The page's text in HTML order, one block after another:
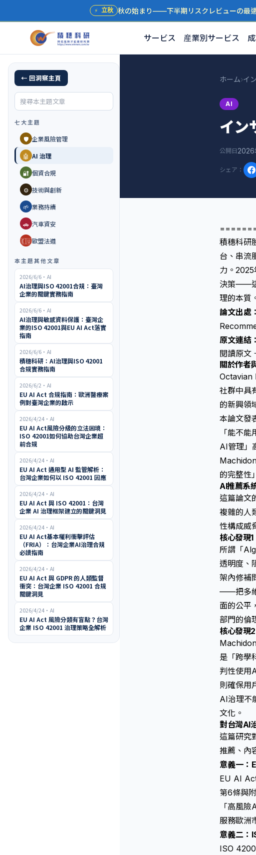
⚡ 立秋 秋の始まり——下半期リスクレビューの最
サービス 産業別サービス
← 回洞察主頁
七大主題
🛡️ 企業風險管理
🤖 AI 治理
🔐 個資合規
⚙️ 技術與創新
🌱 業務持續
🚗 汽車資安
🇪🇺歐盟法遵
本主題其他文章
2026/6/6 ・ AI
AI治理與ISO 42001合規：臺灣
企業的關鍵實務指南
2026/6/6 ・ AI
AI治理與敏感資料保護：臺灣企
業的ISO 42001與EU AI Act落實
指南
2026/6/6 ・ AI
積穗科研：AI治理與ISO 42001
合規實務指南
2026/6/2 ・ AI
EU AI Act 合規指南：歐洲醫療案
例對臺灣企業的啟示
2026/4/24 ・ AI
EU AI Act風險分級的立法困境：
ISO 42001如何協助台灣企業超
前合規
2026/4/24 ・ AI
EU AI Act 通用型 AI 監管解析：
台灣企業如何以 ISO 42001 因應
2026/4/24 ・ AI
EU AI Act 與 ISO 42001：台灣
企業 AI 治理框架建立的關鍵洞見
2026/4/24 ・ AI
EU AI Act基本權利衝擊評估
（FRIA）：台灣企業AI治理合規
必讀指南
2026/4/24 ・ AI
EU AI Act 與 GDPR 的人類監督
衝突：台灣企業 ISO 42001 合規
關鍵洞見
2026/4/24 ・ AI
EU AI Act 風險分類有盲點？台灣
企業 ISO 42001 治理策略全解析
ホーム›イ
AI
イン
公開日 2026
シェア ：
積穗科研
台、串流
力。
決策——
理的本質
論文出處：
原文連結：
閱讀原
關於作者
Octavian
社群中具
的新興領
本論文發
「能不
AI管理」
的完整性
AI推薦系
這篇論文
複雜的人
性構成威
核心發現
所謂「
透明度、
架內修補
——把多維
面的公平
部門的倫
核心發現
是「跨學
判性使用
則確保用
AI治理不
文化。
對台灣AI
這篇研究
推薦、內
意義一：
EU AI
第6條與
「高風
服務歐洲
意義二：
ISO